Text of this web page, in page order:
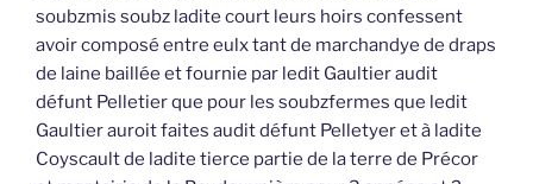
soubzmis soubz ladite court leurs hoirs confessent
avoir composé entre eulx tant de marchandye de draps
de laine baillée et fournie par ledit Gaultier audit
défunt Pelletier que pour les soubzfermes que ledit
Gaultier auroit faites audit défunt Pelletyer et à ladite
Coyscault de ladite tierce partie de la terre de Précor